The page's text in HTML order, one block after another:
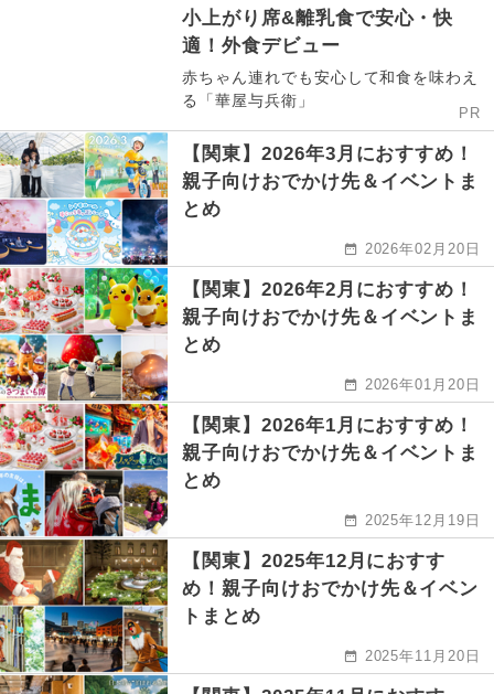
小上がり席&離乳食で安心・快
適！外食デビュー
赤ちゃん連れでも安心して和食を味わえ
る「華屋与兵衛」
PR
【関東】2026年3月におすすめ！
親子向けおでかけ先＆イベントま
とめ
2026年02月20日
【関東】2026年2月におすすめ！
親子向けおでかけ先＆イベントま
とめ
2026年01月20日
【関東】2026年1月におすすめ！
親子向けおでかけ先＆イベントま
とめ
2025年12月19日
【関東】2025年12月におすす
め！親子向けおでかけ先＆イベン
トまとめ
2025年11月20日